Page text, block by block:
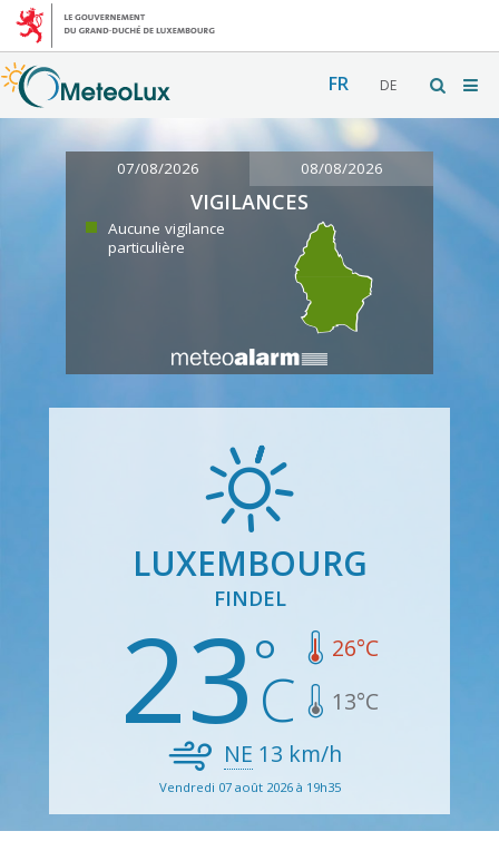
FR DE
07/08/2026 08/08/2026
VIGILANCES
Aucune vigilance
particulière
LUXEMBOURG
FINDEL
23 26°C
13°C
NE 13 km/h
Vendredi 07 août 2026 à 19h35